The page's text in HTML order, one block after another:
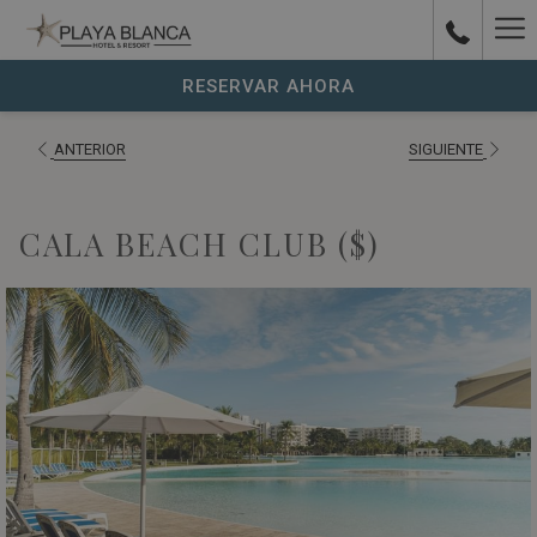
RESERVAR AHORA
ANTERIOR SIGUIENTE
CALA BEACH CLUB ($)
con
piscinas
edificios
Playa
Blanca